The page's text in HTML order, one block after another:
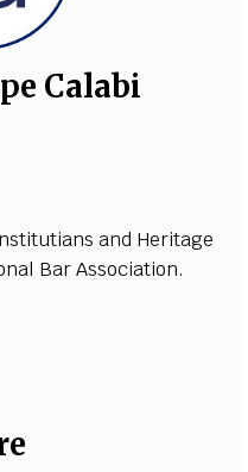
Calabi
and Heritage
Bar Association.